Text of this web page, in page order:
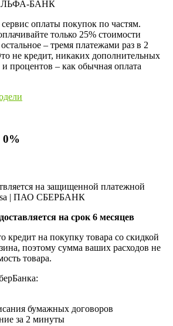
БАНК
оплаты покупок по частям.
только 25% стоимости
– тремя платежами раз в 2
не кредит, никаких дополнительных
процентов – как обычная оплата
0%
на защищенной платежной
| ПАО СБЕРБАНК
на срок 6 месяцев
кредит на покупку товара со скидкой
поэтому сумма ваших расходов не
товара.
бумажных договоров
за 2 минуты